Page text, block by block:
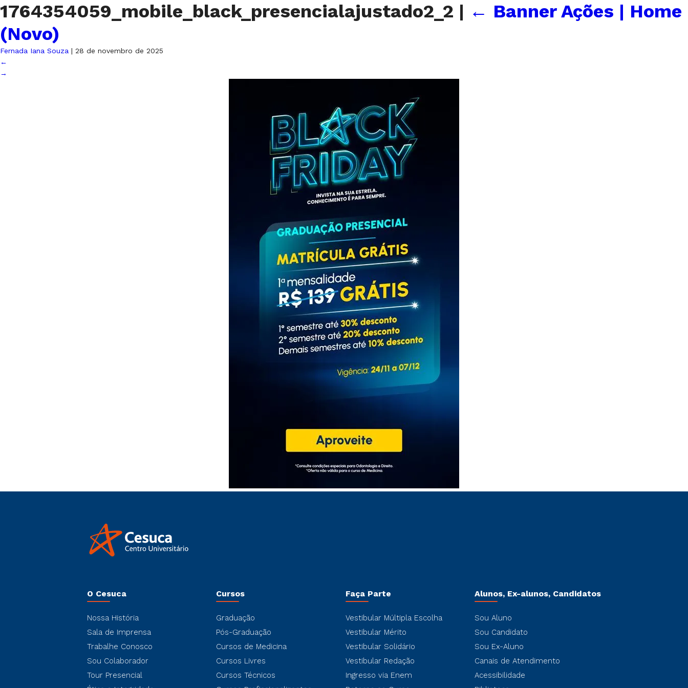
1764354059_mobile_black_presencialajustado2_2 | ← Banner Ações | Home
(Novo)
Fernada Iana Souza | 28 de novembro de 2025
←
→
O Cesuca
Nossa História
Sala de Imprensa
Trabalhe Conosco
Sou Colaborador
Tour Presencial
Cursos
Graduação
Pós-Graduação
Cursos de Medicina
Cursos Livres
Cursos Técnicos
Faça Parte
Vestibular Múltipla Escolha
Vestibular Mérito
Vestibular Solidário
Vestibular Redação
Ingresso via Enem
Alunos, Ex-alunos, Candidatos
Sou Aluno
Sou Candidato
Sou Ex-Aluno
Canais de Atendimento
Acessibilidade